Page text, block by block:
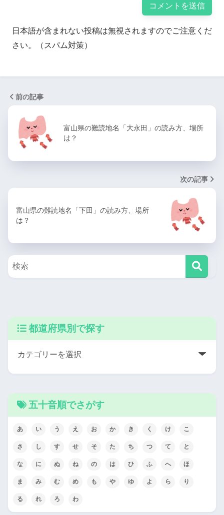
日本語が含まれない投稿は無視されますのでご注意くだ
さい。（スパム対策）
前の記事
富山県の難読地名「大永田」の読み方、場所
は？
次の記事
富山県の難読地名「下田」の読み方、場所
は？
都道府県別で探す
五十音順でさがす
あ い う え お か き く け こ
さ し す せ そ た ち つ て と
な に ぬ ね の は ひ ふ へ ほ
ま み む め も や ゆ よ ら り
る れ ろ わ